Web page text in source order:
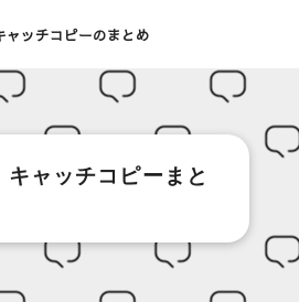
ャッチコピーのまとめ
キャッチコピーまと